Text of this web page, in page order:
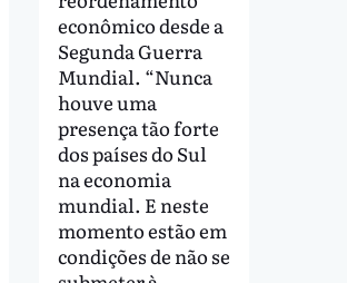
econômico desde a
Segunda Guerra
Mundial. “Nunca
houve uma
presença tão forte
dos países do Sul
na economia
mundial. E neste
momento estão em
condições de não se